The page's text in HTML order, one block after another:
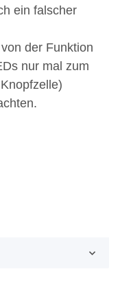
ein falscher
der Funktion
nur mal zum